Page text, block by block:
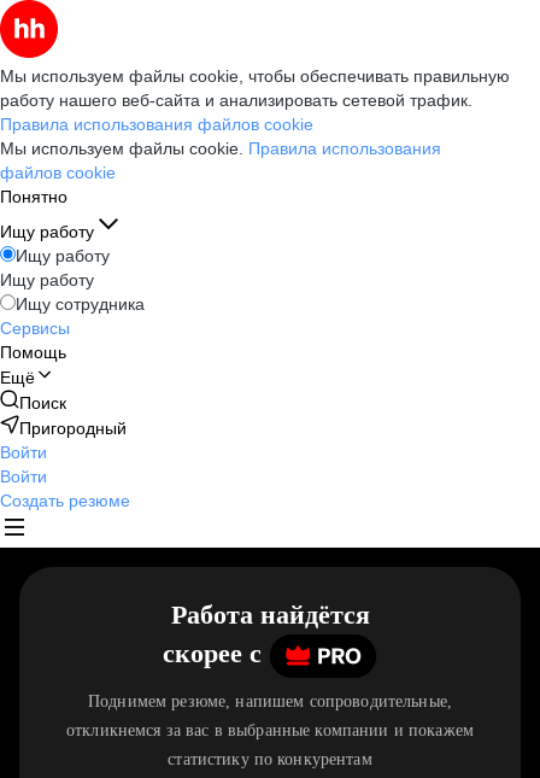
Мы используем файлы cookie, чтобы обеспечивать правильную
работу нашего веб-сайта и анализировать сетевой трафик.
Правила использования файлов cookie
Мы используем файлы cookie. Правила использования
файлов cookie
Понятно
Ищу работу
Ищу работу
Ищу работу
Ищу сотрудника
Сервисы
Помощь
Ещё
Поиск
Пригородный
Войти
Войти
Создать резюме
Работа найдётся
скорее c
Поднимем резюме, напишем сопроводительные,
откликнемся за вас в выбранные компании и покажем
статистику по конкурентам